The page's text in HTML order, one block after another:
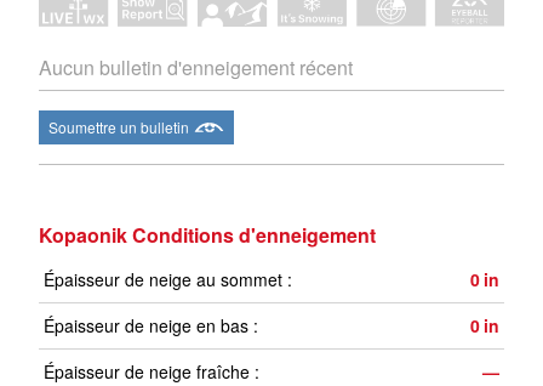
Aucun bulletin d'enneigement récent
Soumettre un bulletin
Kopaonik Conditions d'enneigement
Épaisseur de neige au sommet : 0 in
Épaisseur de neige en bas :
0 in
Épaisseur de neige fraîche :
—